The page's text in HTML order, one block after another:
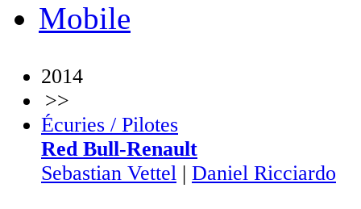
Mobile
2014
>>
Écuries / Pilotes
Red Bull-Renault
Sebastian Vettel | Daniel Ricciardo